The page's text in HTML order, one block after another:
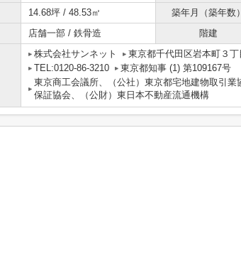
14.68坪 / 48.53㎡ 築年月（築年数）
店舗一部 / 鉄骨造 階建
株式会社サンネット
東京都千代田区岩本町３
TEL:0120-86-3210
東京都知事 (1) 第109167号
東京商工会議所、（公社）東京都宅地建物取引
保証協会、（公財）東日本不動産流通機構